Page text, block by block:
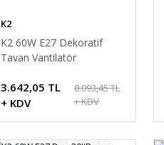
K2
K2 60W E27 Dekoratif
Tavan Vantilatör
3.642,05 TL
+ KDV
8.093,45 TL
+ KDV